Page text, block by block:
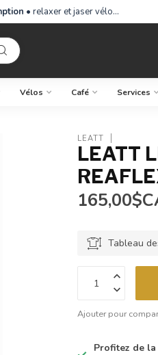
• relaxer et jaser vélo…
Vélos Café Services
LEATT
LEATT
Tableau
Ajouter pour
Profitez de